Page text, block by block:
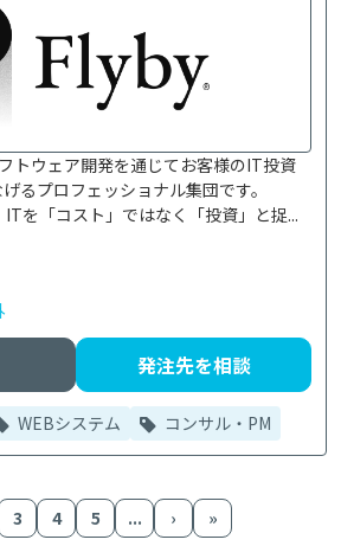
トウェア開発を通じてお客様のIT投資
るプロフェッショナル集団です。
を「コスト」ではなく「投資」と捉...
発注先を相談
WEBシステム コンサル・PM
3 4 5 ... › »